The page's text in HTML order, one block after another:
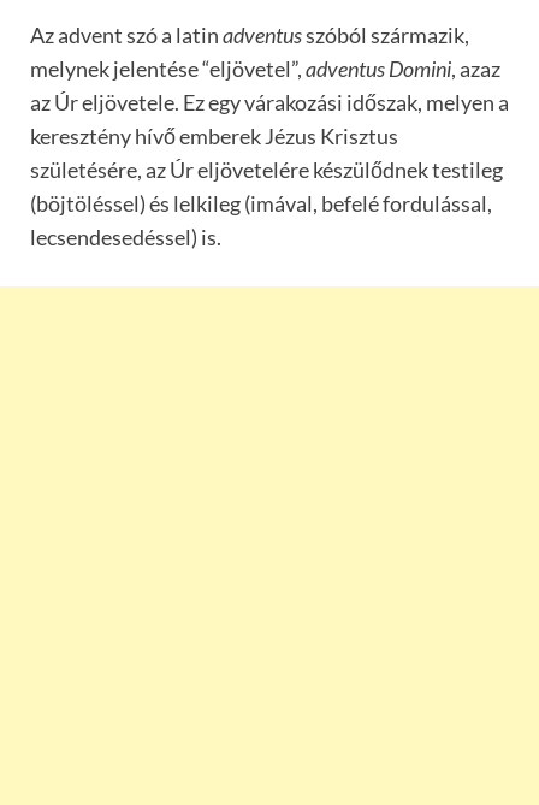
Az advent szó a latinadventusszóból származik,
melynek jelentése “eljövetel”,adventus Domini, azaz
az Úr eljövetele. Ez egy várakozási időszak, melyen a
keresztény hívő emberek Jézus Krisztus
születésére, az Úr eljövetelére készülődnek testileg
(böjtöléssel) és lelkileg (imával, befelé fordulással,
lecsendesedéssel) is.